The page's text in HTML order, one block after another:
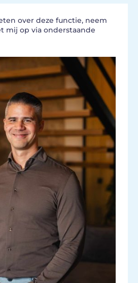
over deze functie, neem
mij op via onderstaande